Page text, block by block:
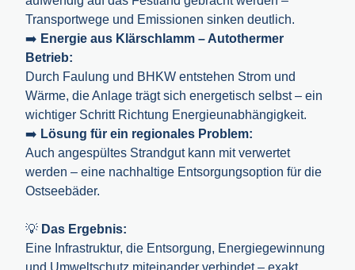
Transportwege und Emissionen sinken deutlich.
➡️ Energie aus Klärschlamm – Autothermer
Betrieb:
Durch Faulung und BHKW entstehen Strom und
Wärme, die Anlage trägt sich energetisch selbst – ein
wichtiger Schritt Richtung Energieunabhängigkeit.
➡️ Lösung für ein regionales Problem:
Auch angespültes Strandgut kann mit verwertet
werden – eine nachhaltige Entsorgungsoption für die
Ostseebäder.
💡 Das Ergebnis:
Eine Infrastruktur, die Entsorgung, Energiegewinnung
und Umweltschutz miteinander verbindet – exakt